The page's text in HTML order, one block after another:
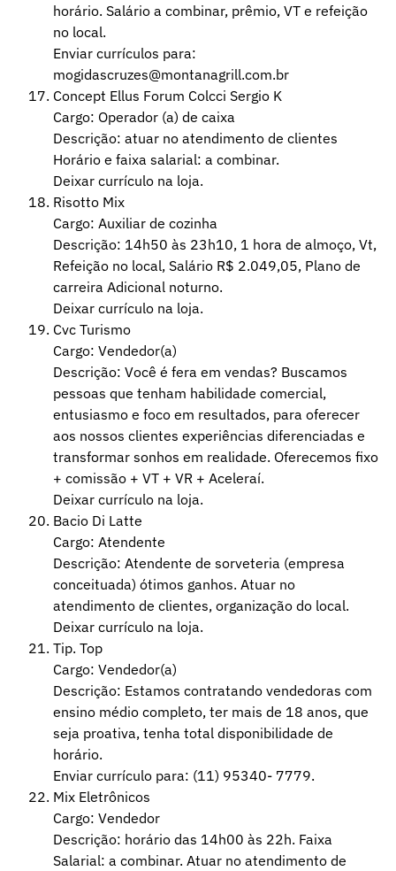
horário. Salário a combinar, prêmio, VT e refeição
no local.
Enviar currículos para:
mogidascruzes@montanagrill.com.br
Concept Ellus Forum Colcci Sergio K
Cargo: Operador (a) de caixa
Descrição: atuar no atendimento de clientes
Horário e faixa salarial: a combinar.
Deixar currículo na loja.
Risotto Mix
Cargo: Auxiliar de cozinha
Descrição: 14h50 às 23h10, 1 hora de almoço, Vt,
Refeição no local, Salário R$ 2.049,05, Plano de
carreira Adicional noturno.
Deixar currículo na loja.
Cvc Turismo
Cargo: Vendedor(a)
Descrição: Você é fera em vendas? Buscamos
pessoas que tenham habilidade comercial,
entusiasmo e foco em resultados, para oferecer
aos nossos clientes experiências diferenciadas e
transformar sonhos em realidade. Oferecemos fixo
+ comissão + VT + VR + Aceleraí.
Deixar currículo na loja.
Bacio Di Latte
Cargo: Atendente
Descrição: Atendente de sorveteria (empresa
conceituada) ótimos ganhos. Atuar no
atendimento de clientes, organização do local.
Deixar currículo na loja.
Tip. Top
Cargo: Vendedor(a)
Descrição: Estamos contratando vendedoras com
ensino médio completo, ter mais de 18 anos, que
seja proativa, tenha total disponibilidade de
horário.
Enviar currículo para: (11) 95340- 7779.
Mix Eletrônicos
Cargo: Vendedor
Descrição: horário das 14h00 às 22h. Faixa
Salarial: a combinar. Atuar no atendimento de